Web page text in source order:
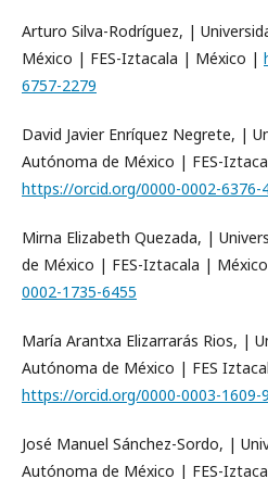
Arturo Silva-Rodríguez, |
México | FES-Iztacala | México |
6757-2279
David Javier Enríquez Negrete, |
Autónoma de México | FES-
https://orcid.org/0000-0002-6376-
Mirna Elizabeth Quezada, |
de México | FES-Iztacala |
0002-1735-6455
María Arantxa Elizarrarás Rios, |
Autónoma de México | FES
https://orcid.org/0000-0003-1609-
José Manuel Sánchez-Sordo, |
Autónoma de México | FES-